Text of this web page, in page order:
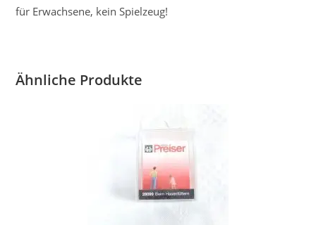
für Erwachsene, kein Spielzeug!
Ähnliche Produkte